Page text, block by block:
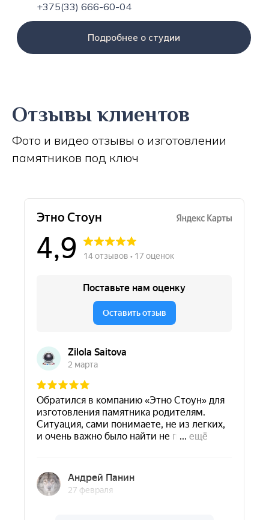
+375(33) 666-60-04
Подробнее о студии
Отзывы клиентов
Фото и видео отзывы о изготовлении
памятников под ключ